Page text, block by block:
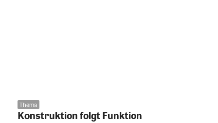
Thema
Konstruktion folgt Funktion